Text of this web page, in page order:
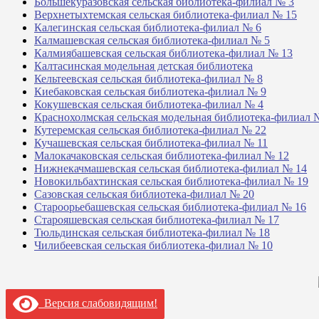
Верхнетыхтемская сельская библиотека-филиал № 15
Калегинская сельская библиотека-филиал № 6
Калмашевская сельская библиотека-филиал № 5
Калмиябашевская сельская библиотека-филиал № 13
Калтасинская модельная детская библиотека
Кельтеевская сельская библиотека-филиал № 8
Киебаковская сельская библиотека-филиал № 9
Кокушевская сельская библиотека-филиал № 4
Краснохолмская сельская модельная библиотека-филиал
Кутеремская сельская библиотека-филиал № 22
Кучашевская сельская библиотека-филиал № 11
Малокачаковская сельская библиотека-филиал № 12
Нижнекачмашевская сельская библиотека-филиал № 14
Новокильбахтинская сельская библиотека-филиал № 19
Сазовская сельская библиотека-филиал № 20
Староорьебашевская сельская библиотека-филиал № 16
Старояшевская сельская библиотека-филиал № 17
Тюльдинская сельская библиотека-филиал № 18
Чилибеевская сельская библиотека-филиал № 10
Версия слабовидящим!